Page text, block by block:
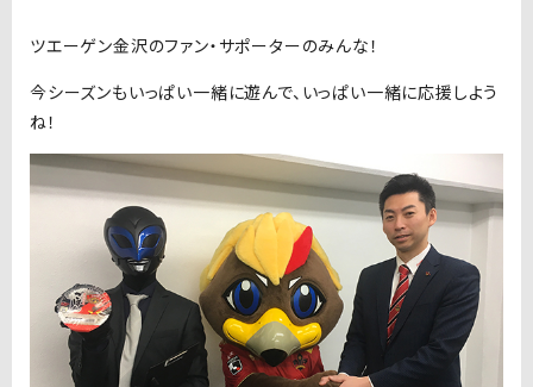
ツエーゲン金沢のファン・サポーターのみんな！
今シーズンもいっぱい一緒に遊んで、いっぱい一緒に応援しよう
ね！